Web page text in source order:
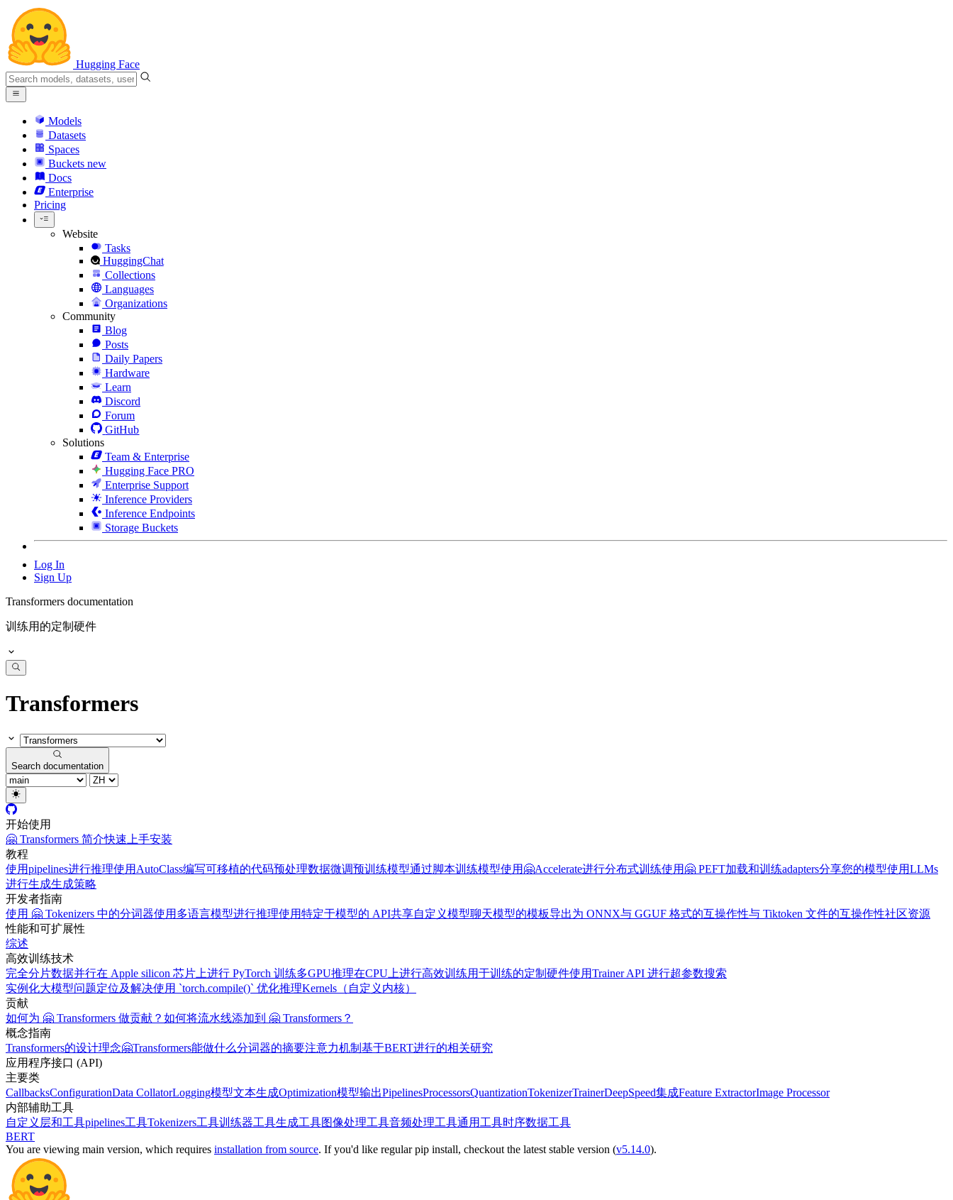
Hugging Face
Models
Datasets
Spaces
Buckets new
Docs
Enterprise
Pricing
Website
Tasks
HuggingChat
Collections
Languages
Organizations
Community
Blog
Posts
Daily Papers
Hardware
Learn
Discord
Forum
GitHub
Solutions
Team & Enterprise
Hugging Face PRO
Enterprise Support
Inference Providers
Inference Endpoints
Storage Buckets
Log In
Sign Up
Transformers documentation
训练用的定制硬件
Transformers
Search documentation
开始使用
🤗 Transformers 简介快速上手安装
教程
使用pipelines进行推理使用AutoClass编写可移植的代码预处理数据微调预训练模型通过脚本训练模型使用🤗Accelerate进行分布式训练使用🤗 PEFT加载和训练adapters分享您的模型使用LLMs
进行生成生成策略
开发者指南
使用 🤗 Tokenizers 中的分词器使用多语言模型进行推理使用特定于模型的 API共享自定义模型聊天模型的模板导出为 ONNX与 GGUF 格式的互操作性与 Tiktoken 文件的互操作性社区资源
性能和可扩展性
综述
高效训练技术
完全分片数据并行在 Apple silicon 芯片上进行 PyTorch 训练多GPU推理在CPU上进行高效训练用于训练的定制硬件使用Trainer API 进行超参数搜索
实例化大模型问题定位及解决使用 `torch.compile()` 优化推理Kernels（自定义内核）
贡献
如何为 🤗 Transformers 做贡献？ 如何将流水线添加到 🤗 Transformers？
概念指南
Transformers的设计理念🤗Transformers能做什么分词器的摘要注意力机制 基于BERT进行的相关研究
应用程序接口 (API)
主要类
CallbacksConfigurationData CollatorLogging模型文本生成Optimization模型输出PipelinesProcessorsQuantizationTokenizerTrainerDeepSpeed集成Feature ExtractorImage Processor
内部辅助工具
自定义层和工具pipelines工具Tokenizers工具训练器工具生成工具图像处理工具音频处理工具通用工具时序数据工具
BERT
You are viewing main version, which requires installation from source. If you'd like regular pip install, checkout the latest stable version (v5.14.0).